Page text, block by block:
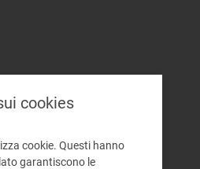
cookies
cookie. Questi hanno
garantiscono le